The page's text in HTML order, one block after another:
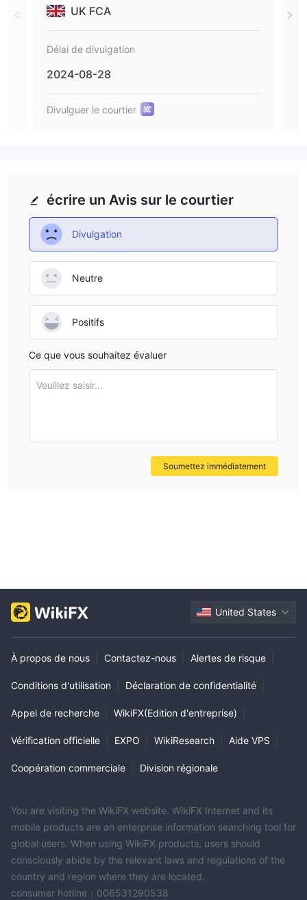
UK FCA
Délai de divulgation
2024-08-28
Divulguer le courtier
s
écrire un Avis sur le courtier
Divulgation
Neutre
Positifs
Ce que vous souhaitez évaluer
Veuillez saisir...
Soumettez immédiatement
United States
À propos de nous Contactez-nous Alertes de risque
Conditions d'utilisation Déclaration de confidentialité
Appel de recherche WikiFX(Edition d'entreprise)
Vérification officielle EXPO WikiResearch Aide VPS
Coopération commerciale Division régionale
You are visiting the WikiFX website. WikiFX Internet and its
mobile products are an enterprise information searching tool for
global users. When using WikiFX products, users should
consciously abide by the relevant laws and regulations of the
country and region where they are located.
consumer hotline：006531290538